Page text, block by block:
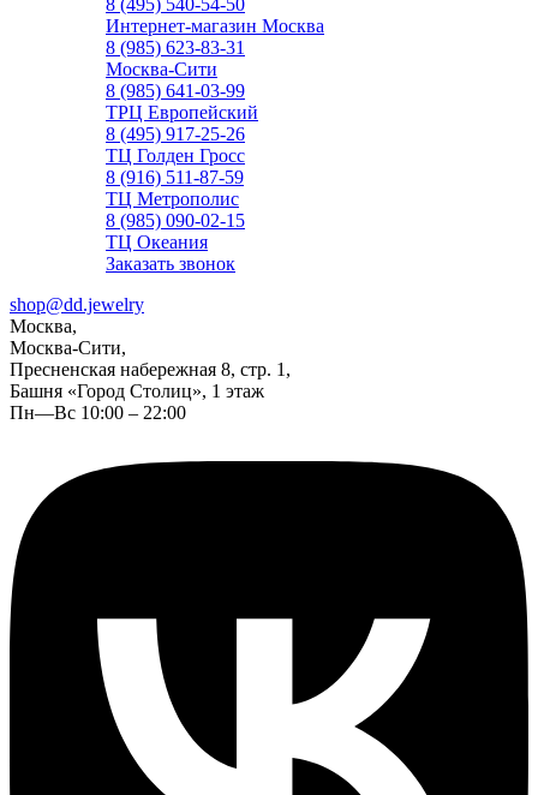
8 (495) 540-54-50
Интернет-магазин Москва
8 (985) 623-83-31
Москва-Сити
8 (985) 641-03-99
ТРЦ Европейский
8 (495) 917-25-26
ТЦ Голден Гросс
8 (916) 511-87-59
ТЦ Метрополис
8 (985) 090-02-15
ТЦ Океания
Заказать звонок
shop@dd.jewelry
Москва,
Москва-Сити,
Пресненская набережная 8, стр. 1,
Башня «Город Столиц», 1 этаж
Пн—Вс 10:00 – 22:00